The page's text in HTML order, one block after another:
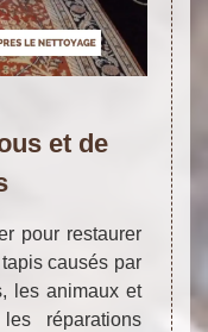
et de
pour restaurer
causés par
les animaux et
réparations